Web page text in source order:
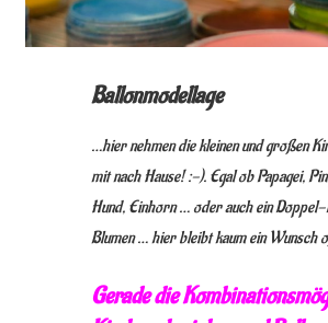
Ballonmodellage
…hier nehmen die kleinen und großen
mit nach Hause! :-). Egal ob Papagei,
Hund, Einhorn … oder auch ein
Blumen … hier bleibt kaum ein Wunsch
Gerade die